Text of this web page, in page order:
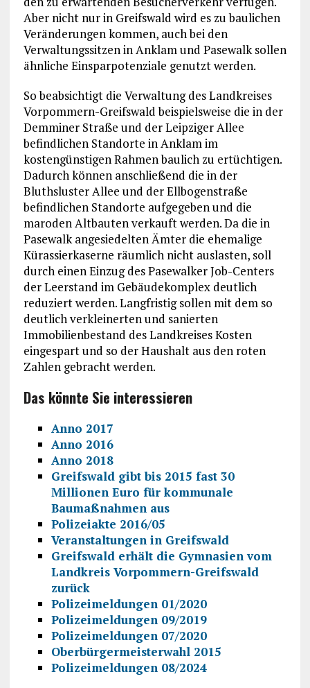
Aber nicht nur in Greifswald wird es zu baulichen
Veränderungen kommen, auch bei den
Verwaltungssitzen in Anklam und Pasewalk sollen
ähnliche Einsparpotenziale genutzt werden.
So beabsichtigt die Verwaltung des Landkreises
Vorpommern-Greifswald beispielsweise die in der
Demminer Straße und der Leipziger Allee
befindlichen Standorte in Anklam im
kostengünstigen Rahmen baulich zu ertüchtigen.
Dadurch können anschließend die in der
Bluthsluster Allee und der Ellbogenstraße
befindlichen Standorte aufgegeben und die
maroden Altbauten verkauft werden. Da die in
Pasewalk angesiedelten Ämter die ehemalige
Kürassierkaserne räumlich nicht auslasten, soll
durch einen Einzug des Pasewalker Job-Centers
der Leerstand im Gebäudekomplex deutlich
reduziert werden. Langfristig sollen mit dem so
deutlich verkleinerten und sanierten
Immobilienbestand des Landkreises Kosten
eingespart und so der Haushalt aus den roten
Zahlen gebracht werden.
Das könnte Sie interessieren
Anno 2017
Anno 2016
Anno 2018
Greifswald gibt bis 2015 fast 30
Millionen Euro für kommunale
Baumaßnahmen aus
Polizeiakte 2016/05
Veranstaltungen in Greifswald
Greifswald erhält die Gymnasien vom
Landkreis Vorpommern-Greifswald
zurück
Polizeimeldungen 01/2020
Polizeimeldungen 09/2019
Polizeimeldungen 07/2020
Oberbürgermeisterwahl 2015
Polizeimeldungen 08/2024